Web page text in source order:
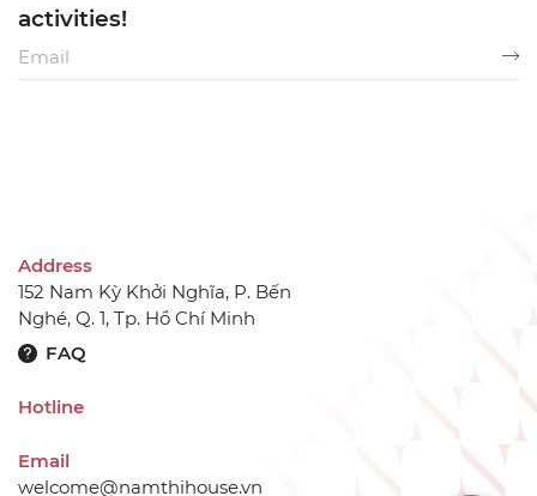
Address
152 Nam Kỳ Khởi Nghĩa, P. Bến
Nghé, Q. 1, Tp. Hồ Chí Minh
FAQ
Hotline
Email
welcome@namthihouse.vn
activities!